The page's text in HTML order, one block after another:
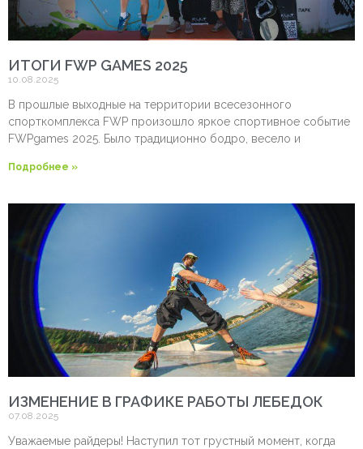
ИТОГИ FWP GAMES 2025
10.08.2025
В прошлые выходные на территории всесезонного
спорткомплекса FWP произошло яркое спортивное событие
FWPgames 2025. Было традиционно бодро, весело и
Подробнее »
ИЗМЕНЕНИЕ В ГРАФИКЕ РАБОТЫ ЛЕБЕДОК
07.08.2025
Уважаемые райдеры! Наступил тот грустный момент, когда